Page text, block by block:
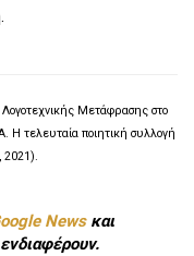
Μετάφρασης στο
Η τελευταία ποιητική συλλογή
2021).
Newsκαι